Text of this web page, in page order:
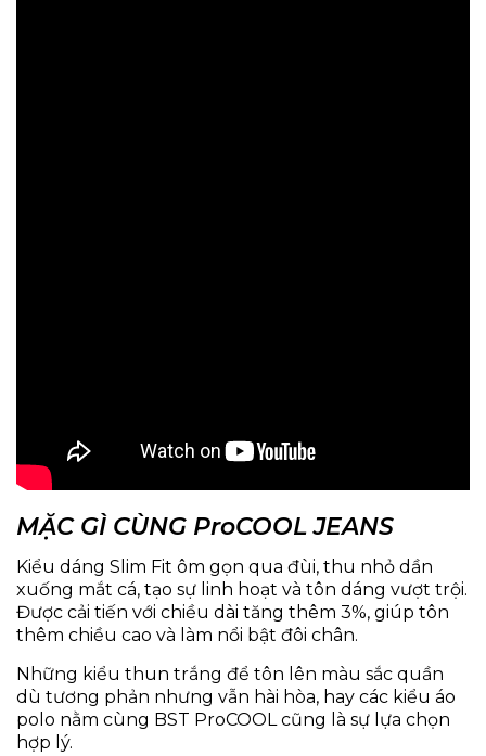
MẶC GÌ CÙNG ProCOOL JEANS
Kiểu dáng Slim Fit ôm gọn qua đùi, thu nhỏ dần
xuống mắt cá, tạo sự linh hoạt và tôn dáng vượt trội.
Được cải tiến với chiều dài tăng thêm 3%, giúp tôn
thêm chiều cao và làm nổi bật đôi chân.
Những kiểu thun trắng để tôn lên màu sắc quần
dù tương phản nhưng vẫn hài hòa, hay các kiểu áo
polo nằm cùng BST ProCOOL cũng là sự lựa chọn
hợp lý.